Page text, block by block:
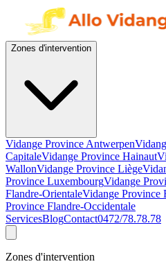
Zones d'intervention
Vidange Province Antwerpen
CapitaleVidange Province Hainaut
WallonVidange Province Liège
Province LuxembourgVidange
Flandre-OrientaleVidange Province
Province Flandre-Occidentale
ServicesBlogContact0472/78.78.78
Zones d'intervention